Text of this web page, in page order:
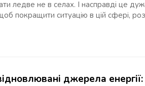
ледве не в селах. І насправді це
покращити ситуацію в цій сфері,
джерела